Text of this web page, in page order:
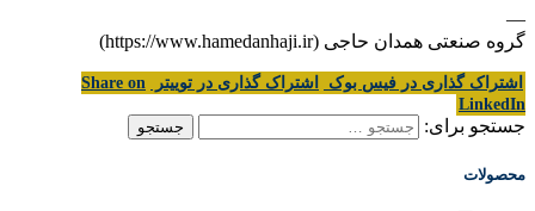
—
گروه صنعتی همدان حاجی (https://www.hamedanhaji.ir)
اشتراک گذاری در فیس بوک اشتراک گذاری در توییتر
Share on
LinkedIn
جستجو برای:
محصولات